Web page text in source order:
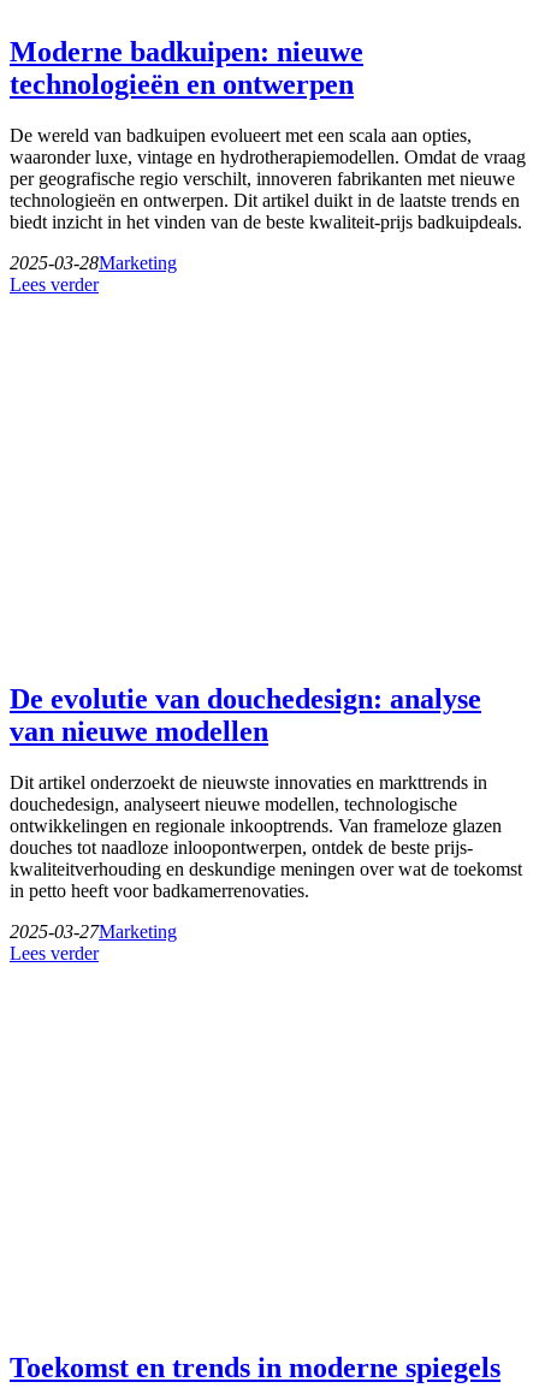
Moderne badkuipen: nieuwe
technologieën en ontwerpen
De wereld van badkuipen evolueert met een scala aan opties,
waaronder luxe, vintage en hydrotherapiemodellen. Omdat de vraag
per geografische regio verschilt, innoveren fabrikanten met nieuwe
technologieën en ontwerpen. Dit artikel duikt in de laatste trends en
biedt inzicht in het vinden van de beste kwaliteit-prijs badkuipdeals.
2025-03-28Marketing
Lees verder
De evolutie van douchedesign: analyse
van nieuwe modellen
Dit artikel onderzoekt de nieuwste innovaties en markttrends in
douchedesign, analyseert nieuwe modellen, technologische
ontwikkelingen en regionale inkooptrends. Van frameloze glazen
douches tot naadloze inloopontwerpen, ontdek de beste prijs-
kwaliteitverhouding en deskundige meningen over wat de toekomst
in petto heeft voor badkamerrenovaties.
2025-03-27Marketing
Lees verder
Toekomst en trends in moderne spiegels